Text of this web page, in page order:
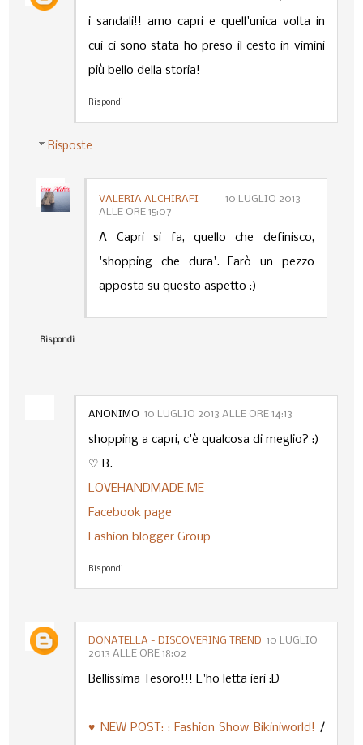
i sandali!! amo capri e quell'unica volta in
cui ci sono stata ho preso il cesto in vimini
più bello della storia!
Rispondi
Risposte
VALERIA ALCHIRAFI
10 LUGLIO 2013
ALLE ORE 15:07
A Capri si fa, quello che definisco,
'shopping che dura'. Farò un pezzo
apposta su questo aspetto :)
Rispondi
ANONIMO 10 LUGLIO 2013 ALLE ORE 14:13
shopping a capri, c'è qualcosa di meglio? :)
♡ B.
LOVEHANDMADE.ME
Facebook page
Fashion blogger Group
Rispondi
DONATELLA - DISCOVERING TREND 10 LUGLIO
2013 ALLE ORE 18:02
Bellissima Tesoro!!! L'ho letta ieri :D
♥ NEW POST: : Fashion Show Bikiniworld! /